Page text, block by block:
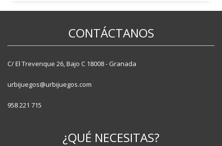
CONTÁCTANOS
C/ El Trevenque 26, Bajo C 18008 - Granada
urbijuegos@urbijuegos.com
958 221 715
¿QUÉ NECESITAS?